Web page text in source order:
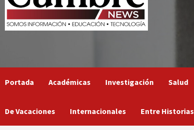
Portada Académicas Investigación Salud
De Vacaciones Internacionales Entre Historias